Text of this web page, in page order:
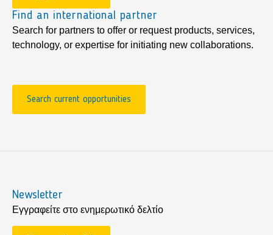
Find an international partner
Search for partners to offer or request products, services,
technology, or expertise for initiating new collaborations.
Search current opportunities
Newsletter
Εγγραφείτε στο ενημερωτικό δελτίο